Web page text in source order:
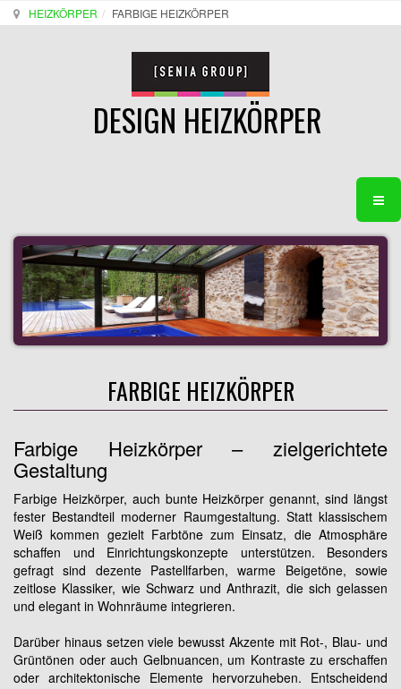
HEIZKÖRPER FARBIGE HEIZKÖRPER
DESIGN HEIZKÖRPER
FARBIGE HEIZKÖRPER
Farbige Heizkörper – zielgerichtete
Gestaltung
Farbige Heizkörper, auch bunte Heizkörper genannt, sind längst
fester Bestandteil moderner Raumgestaltung. Statt klassischem
Weiß kommen gezielt Farbtöne zum Einsatz, die Atmosphäre
schaffen und Einrichtungskonzepte unterstützen. Besonders
gefragt sind dezente Pastellfarben, warme Beigetöne, sowie
zeitlose Klassiker, wie Schwarz und Anthrazit, die sich gelassen
und elegant in Wohnräume integrieren.
Darüber hinaus setzen viele bewusst Akzente mit Rot-, Blau- und
Grüntönen oder auch Gelbnuancen, um Kontraste zu erschaffen
oder architektonische Elemente hervorzuheben. Entscheidend